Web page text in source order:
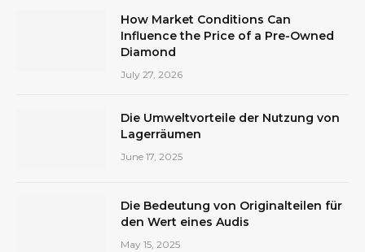
How Market Conditions Can
Influence the Price of a Pre-Owned
Diamond
July 27, 2026
Die Umweltvorteile der Nutzung von
Lagerräumen
June 17, 2025
Die Bedeutung von Originalteilen für
den Wert eines Audis
May 15, 2025